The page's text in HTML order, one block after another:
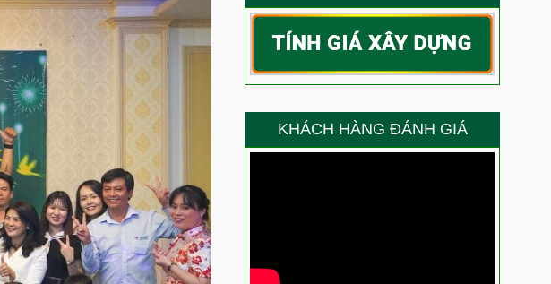
Nụ cười của anh Hùng là thành quả lớn nhất cho năng lực thi công của
Việt Quang Group
Anh Sơn quận 12 nói gì về chất lượng thi công xây nhà trọn gói của Việt
Quang Group?
Nhận nhà mới chị Trang Bình Thạnh nói gì về chất lượng thi công của Việt
Vì sao anh Đạo tin chọn Việt Quang Group sửa chữa nhà?
Sửa chữa nhà phố | Anh Thắng nói gì về chất lượng thi công của đội ngũ
Việt Quang Group?
Nhận nhà 1 trệt 2 lầu sau sửa chữa trọn gói chị Điệp nói gì về chất lượng
thi công?
KHÁCH HÀNG ĐÁNH GIÁ